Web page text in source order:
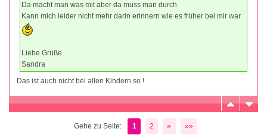
Da macht man was mit aber da muss man durch.
Kann mich leider nicht mehr darin erinnern wie es früher bei mir war
Liebe Grüße
Sandra
Das ist auch nicht bei allen Kindern so !
Gehe zu Seite: 1 2 » »»